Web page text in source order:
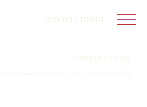
הזמנת כרטיסים
COSAS DE LA CASA